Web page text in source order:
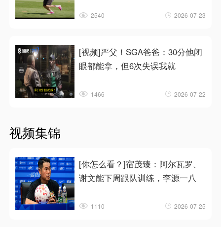
2540 2026-07-23
[视频]严父！SGA爸爸：30分他闭
眼都能拿，但6次失误我就
1466 2026-07-22
视频集锦
[你怎么看？]宿茂臻：阿尔瓦罗、
谢文能下周跟队训练，李源一八
1110 2026-07-25